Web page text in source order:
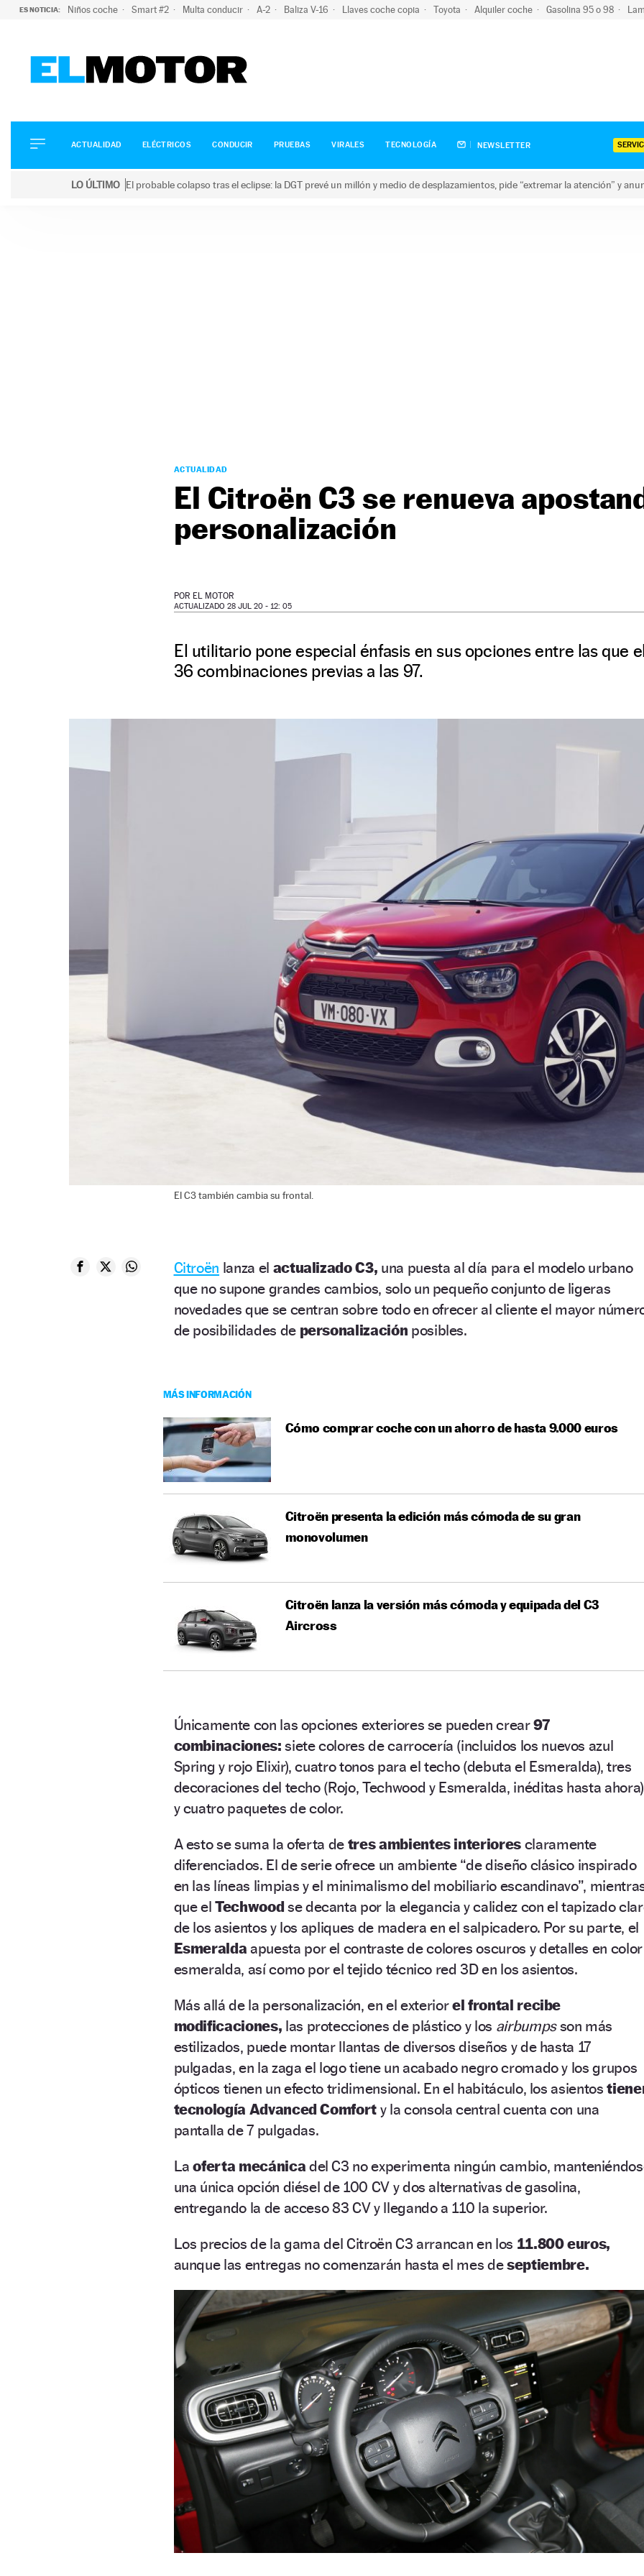
ES NOTICIA: Niños coche Smart #2 Multa conducir A-2 Baliza V-16 Llaves coche copia Toyota Alquiler coche Gasolina 95 o 98
ELÉCTRICOS
CONDUCIR
ACTUALIDAD ELÉCTRICOS CONDUCIR PRUEBAS VIRALES TECNOLOGÍA NEWSLETTER
LO ÚLTIMO El probable colapso tras el eclipse: la DGT prevé un millón y medio de desplazamientos, pide “extremar la atención” y
ACTUALIDAD
El Citroën C3 se renueva
personalización
POR EL MOTOR
ACTUALIZADO 28 JUL 20 - 12: 05
El utilitario pone especial énfasis en sus opciones entre las que
36 combinaciones previas a las 97.
El C3 también cambia su frontal.
Citroën lanza el actualizado C3, una puesta al día para el modelo urbano
que no supone grandes cambios, solo un pequeño conjunto de ligeras
novedades que se centran sobre todo en ofrecer al cliente el mayor
de posibilidades de personalización posibles.
MÁS INFORMACIÓN
Cómo comprar coche con un ahorro de hasta 9.000 euros
Citroën presenta la edición más cómoda de su gran
monovolumen
Citroën lanza la versión más cómoda y equipada del C3
Aircross
Únicamente con las opciones exteriores se pueden crear97
combinaciones: siete colores de carrocería (incluidos los nuevos azul
Spring y rojo Elixir), cuatro tonos para el techo (debuta el Esmeralda), tres
decoraciones del techo (Rojo, Techwood y Esmeralda, inéditas hasta ahora)
y cuatro paquetes de color.
A esto se suma la oferta de tres ambientes interioresclaramente
diferenciados. El de serie ofrece un ambiente “de diseño clásico inspirado
en las líneas limpias y el minimalismo del mobiliario escandinavo”,
que elTechwoodse decanta por la elegancia y calidez con el tapizado
de los asientos y los apliques de madera en el salpicadero. Por su parte, el
Esmeralda apuesta por el contraste de colores oscuros y detalles en color
esmeralda, así como por el tejido técnico red 3D en los asientos.
Más allá de la personalización, en el exteriorel frontal recibe
modificaciones, las protecciones de plástico y los airbumpsson más
estilizados, puede montar llantas de diversos diseños y de hasta 17
pulgadas, en la zaga el logo tiene un acabado negro cromado y los grupos
ópticos tienen un efecto tridimensional. En el habitáculo, los asientos
tecnología Advanced Comfort y la consola central cuenta con una
pantalla de 7 pulgadas.
Laoferta mecánica del C3 no experimenta ningún cambio,
una única opción diésel de 100 CV y dos alternativas de gasolina,
entregando la de acceso 83 CV y llegando a 110 la superior.
Los precios de la gama del Citroën C3 arrancan en los 11.800 euros,
aunque las entregas no comenzarán hasta el mes deseptiembre.